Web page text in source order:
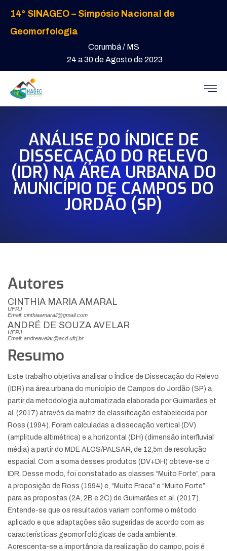
14° SINAGEO – Simpósio Nacional de
Geomorfologia
Corumbá / MS
24 a 30 de Agosto de 2023
ANÁLISE DO ÍNDICE DE
DISSECAÇÃO DO RELEVO
(IDR) NA ÁREA URBANA DO
MUNICÍPIO DE CAMPOS DO
JORDÃO (SP)
Autores
CINTHIA MARIA AMARAL
UFRJ
Email: cinthiaamarall@gmail.com
ANDRÉ DE SOUZA AVELAR
UFRJ
Email: andreavelar@acd.ufrj.br
Resumo
Este trabalho objetiva analisar o Índice de Dissecação do Relevo
(IDR) na área urbana do município de Campos do Jordão (SP) a
partir da metodologia automatizada elaborada por Guimarães et
al. (2017) através da matriz de classificação estabelecida por
Ross (1994). Foram calculadas a dissecação vertical (DV)
(amplitude altimétrica) e a horizontal (DH) (dimensão interfluvial
média) a partir do MDE ALOS/PALSAR, de 12,5m de resolução
espacial. Com a soma desses produtos (DV+DH) obteve-se o
IDR. Desse modo, foi constatado as classes “Muito Forte”, para
a proposição de Ross (1994) e, “Muito Fraca” e “Muito Forte”
para as propostas (2A, 2B e 2C) de Guimarães et al. (2017).
Entende-se que os resultados variam conforme o método
aplicado e que adaptações são sugeridas de acordo com as
características geomorfológicas de cada ambiente.
Acrescenta-se a importância da realização do campo, pois é